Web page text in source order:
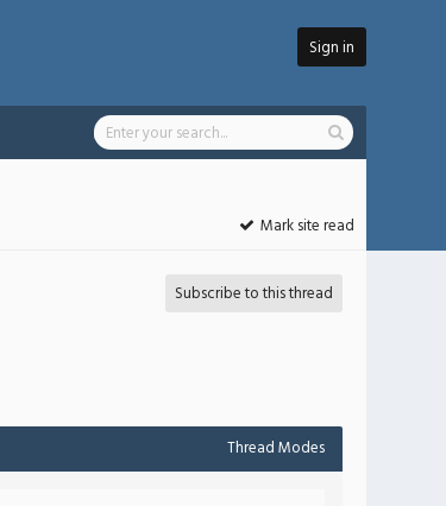
Sign in
Mark site read
Subscribe to this thread
Thread Modes